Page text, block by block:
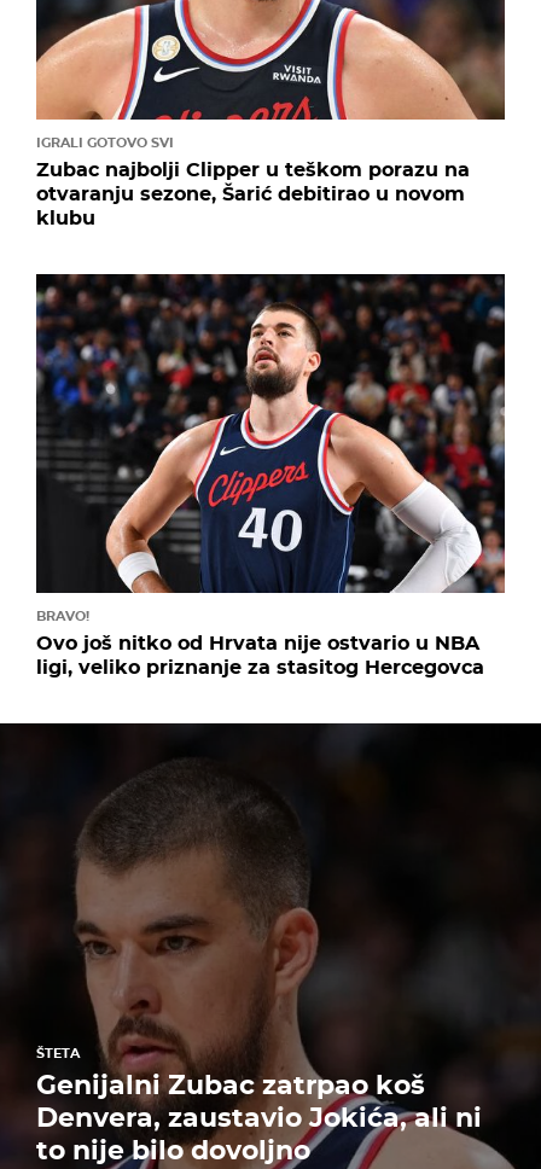
IGRALI GOTOVO SVI
Zubac najbolji Clipper u teškom porazu na
otvaranju sezone, Šarić debitirao u novom
klubu
BRAVO!
Ovo još nitko od Hrvata nije ostvario u NBA
ligi, veliko priznanje za stasitog Hercegovca
ŠTETA
Genijalni Zubac zatrpao koš
Denvera, zaustavio Jokića, ali ni
to nije bilo dovoljno